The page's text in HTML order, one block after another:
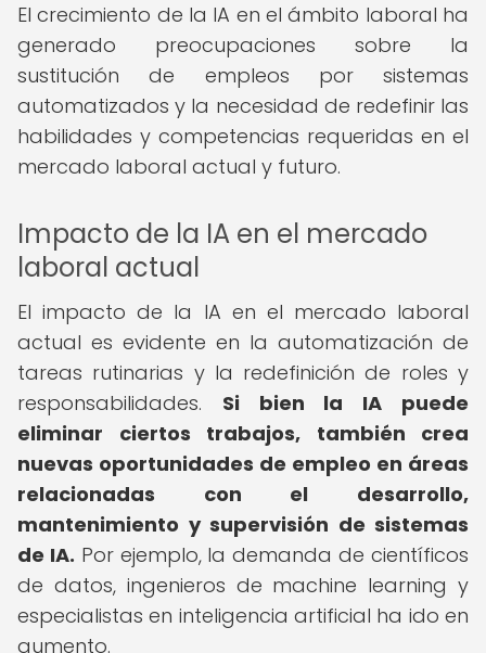
El crecimiento de la IA en el ámbito laboral ha
generado preocupaciones sobre la
sustitución de empleos por sistemas
automatizados y la necesidad de redefinir las
habilidades y competencias requeridas en el
mercado laboral actual y futuro.
Impacto de la IA en el mercado
laboral actual
El impacto de la IA en el mercado laboral
actual es evidente en la automatización de
tareas rutinarias y la redefinición de roles y
responsabilidades. Si bien la IA puede
eliminar ciertos trabajos, también crea
nuevas oportunidades de empleo en áreas
relacionadas con el desarrollo,
mantenimiento y supervisión de sistemas
de IA. Por ejemplo, la demanda de científicos
de datos, ingenieros de machine learning y
especialistas en inteligencia artificial ha ido en
aumento.